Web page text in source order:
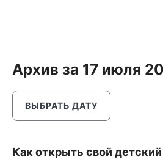
Архив за 17 июля
ВЫБРАТЬ ДАТУ
Как открыть свой